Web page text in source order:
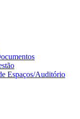
Espaços/Auditório